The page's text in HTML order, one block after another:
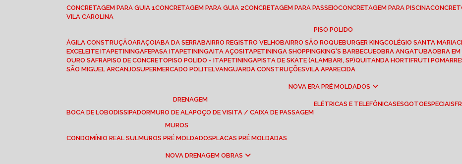
CONCRETAGEM PARA GUIA 1 CONCRETAGEM PARA GUIA 2 CONCRETAGEM PARA PASSEIO CONCRETAGEM PARA PISCINA
VILA CAROLINA
PISO POLIDO
ÁGILA CONSTRUÇÃO ARAÇOIABA DA SERRA BAIRRO REGISTRO VELHO BAIRRO SÃO ROQUE BURGER KING COLÉGIO SANTA MARIA
EXCELEITE ITAPETININGA FEPASA ITAPETININGA ITA AÇOS ITAPETININGA SHOPPING KING'S BARBECUE OBRA ANGATUBA OBRA
OURO SAFRA PISO DE CONCRETO PISO POLIDO - ITAPETININGA PISTA DE SKATE (ALAMBARI, SP) QUITANDA HORTIFRUTI POMAR
SÃO MIGUEL ARCANJO SUPERMERCADO POLITEL VANGUARDA CONSTRUÇÕES VILA APARECIDA
NOVA ERA PRÉ MOLDADOS
DRENAGEM
BOCA DE LOBO DISSIPADOR MURO DE ALA POÇO DE VISITA / CAIXA DE PASSAGEM
ELÉTRICAS E TELEFÔNICAS ESGOTO ESPECIAIS
MUROS
CONDOMÍNIO REAL SUL
MUROS PRÉ MOLDADOS PLACAS PRÉ MOLDADAS
NOVA DRENAGEM OBRAS